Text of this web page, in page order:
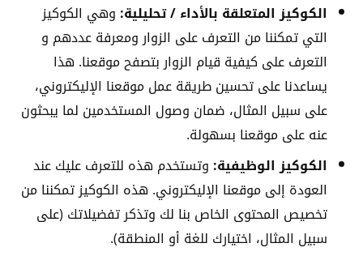
الكوكيز المتعلقة بالأداء / تحليلية: وهي الكوكيز
التي تمكننا من التعرف على الزوار ومعرفة عددهم و
التعرف على كيفية قيام الزوار بتصفح موقعنا. هذا
يساعدنا على تحسين طريقة عمل موقعنا الإليكتروني،
على سبيل المثال، ضمان وصول المستخدمين لما يبحثون
عنه على موقعنا بسهولة.
الكوكيز الوظيفية: وتستخدم هذه للتعرف عليك عند
العودة إلى موقعنا الإليكتروني. هذه الكوكيز تمكننا من
تخصيص المحتوى الخاص بنا لك وتذكر تفضيلاتك (على
سبيل المثال، اختيارك للغة أو المنطقة).